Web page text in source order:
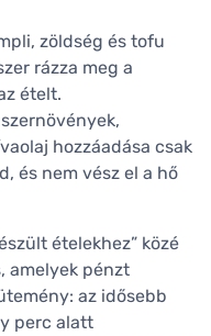
zöldség és tofu
rázza meg a
ételt.
hozzáadása csak
és nem vész el a hő
ételekhez” közé
amelyek pénzt
az idősebb
perc alatt